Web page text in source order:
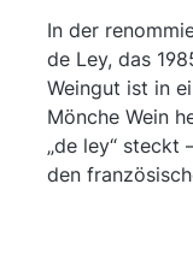
In der
de Ley, das
Weingut ist in
Mönche Wein
„de ley“ steckt
den